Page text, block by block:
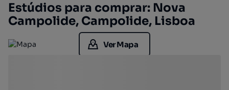
Estúdios para comprar: Nova
Campolide, Campolide, Lisboa
Ver Mapa